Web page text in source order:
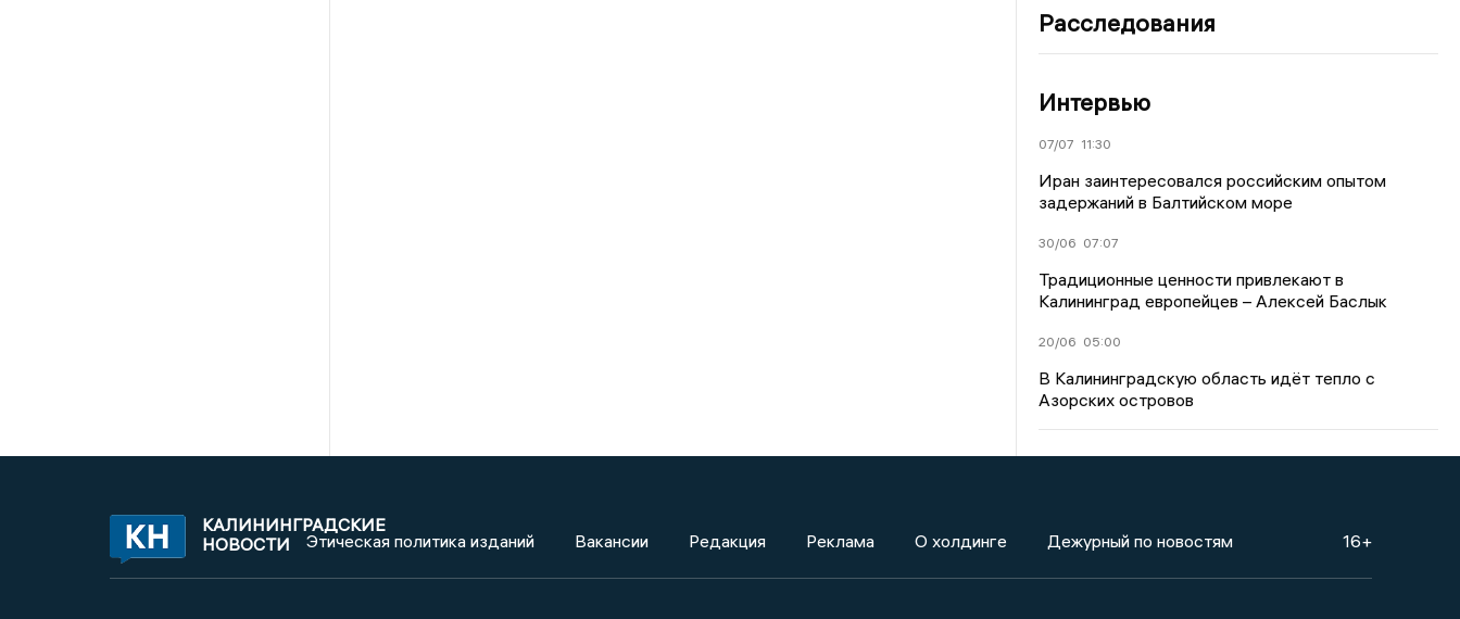
Расследования
Интервью
07/07 11:30
Иран заинтересовался российским опытом
задержаний в Балтийском море
30/06 07:07
Традиционные ценности привлекают в
Калининград европейцев – Алексей Баслык
20/06 05:00
В Калининградскую область идёт тепло с
Азорских островов
КАЛИНИНГРАДСКИЕ
НОВОСТИ
Этическая политика изданий Вакансии Редакция Реклама О холдинге Дежурный по новостям 16+